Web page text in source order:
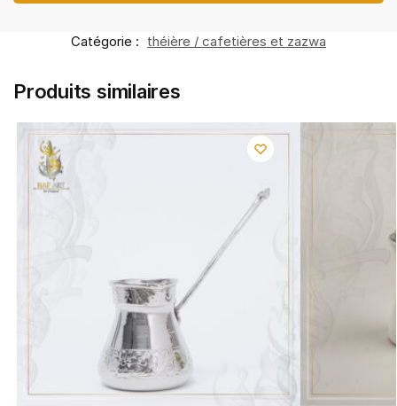
Catégorie : théière / cafetières et zazwa
Produits similaires